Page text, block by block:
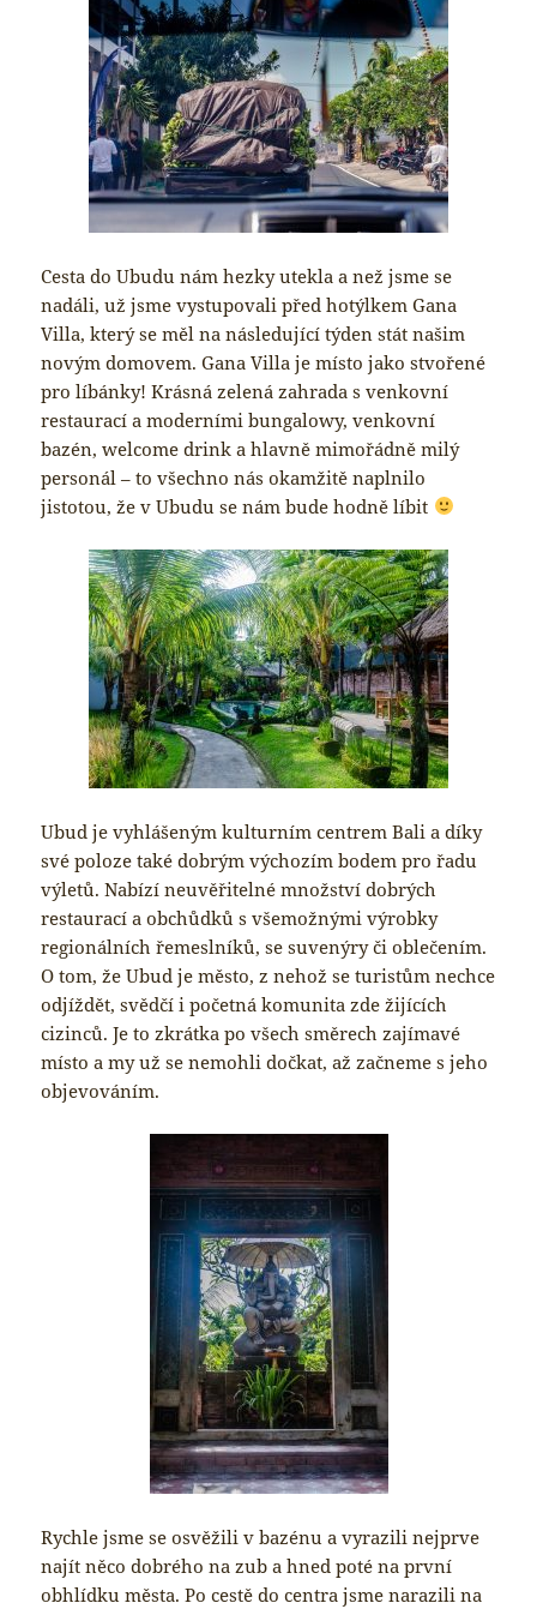
Cesta do Ubudu nám hezky utekla a než jsme se
nadáli, už jsme vystupovali před hotýlkem Gana
Villa, který se měl na následující týden stát našim
novým domovem. Gana Villa je místo jako stvořené
pro líbánky! Krásná zelená zahrada s venkovní
restaurací a moderními bungalowy, venkovní
bazén, welcome drink a hlavně mimořádně milý
personál – to všechno nás okamžitě naplnilo
jistotou, že v Ubudu se nám bude hodně líbit
Ubud je vyhlášeným kulturním centrem Bali a díky
své poloze také dobrým výchozím bodem pro řadu
výletů. Nabízí neuvěřitelné množství dobrých
restaurací a obchůdků s všemožnými výrobky
regionálních řemeslníků, se suvenýry či oblečením.
O tom, že Ubud je město, z nehož se turistům nechce
odjíždět, svědčí i početná komunita zde žijících
cizinců. Je to zkrátka po všech směrech zajímavé
místo a my už se nemohli dočkat, až začneme s jeho
objevováním.
Rychle jsme se osvěžili v bazénu a vyrazili nejprve
najít něco dobrého na zub a hned poté na první
obhlídku města. Po cestě do centra jsme narazili na